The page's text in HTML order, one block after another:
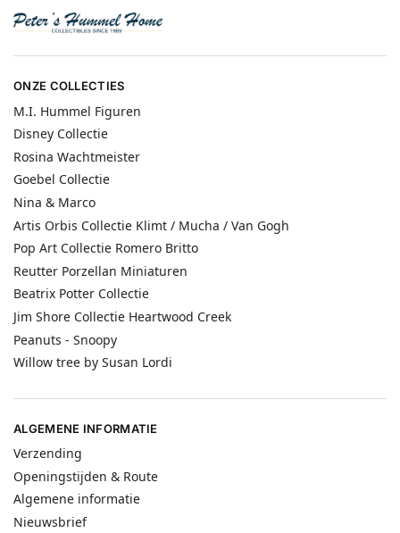
ONZE COLLECTIES
M.I. Hummel Figuren
Disney Collectie
Rosina Wachtmeister
Goebel Collectie
Nina & Marco
Artis Orbis Collectie Klimt / Mucha / Van Gogh
Pop Art Collectie Romero Britto
Reutter Porzellan Miniaturen
Beatrix Potter Collectie
Jim Shore Collectie Heartwood Creek
Peanuts - Snoopy
Willow tree by Susan Lordi
ALGEMENE INFORMATIE
Verzending
Openingstijden & Route
Algemene informatie
Nieuwsbrief